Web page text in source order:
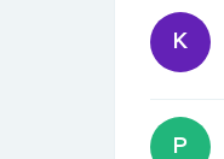
К
Р